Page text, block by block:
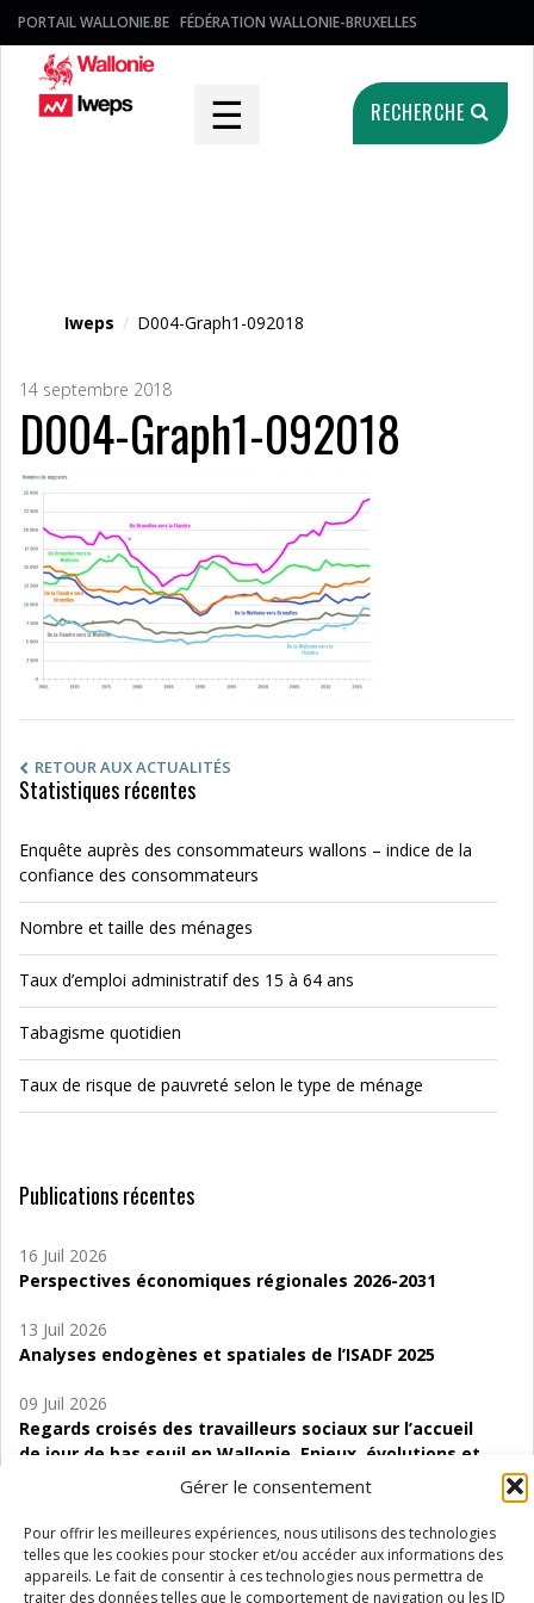
Gérer le consentement
Pour offrir les meilleures expériences, nous utilisons des technologies
telles que les cookies pour stocker et/ou accéder aux informations des
appareils. Le fait de consentir à ces technologies nous permettra de
traiter des données telles que le comportement de navigation ou les ID
PORTAIL WALLONIE.BE FÉDÉRATION WALLONIE-BRUXELLES
☰ RECHERCHE
Iweps / D004-Graph1-092018
14 septembre 2018
D004-Graph1-092018
RETOUR AUX ACTUALITÉS
Statistiques récentes
Enquête auprès des consommateurs wallons – indice de la
confiance des consommateurs
Nombre et taille des ménages
Taux d’emploi administratif des 15 à 64 ans
Tabagisme quotidien
Taux de risque de pauvreté selon le type de ménage
Publications récentes
16 Juil 2026
Perspectives économiques régionales 2026-2031
13 Juil 2026
Analyses endogènes et spatiales de l’ISADF 2025
09 Juil 2026
Regards croisés des travailleurs sociaux sur l’accueil
de jour de bas seuil en Wallonie. Enjeux, évolutions et
06 Juil 2026
Étude d’évaluabilité des Structures
d’accompagnement à l’autocréation d’emploi (SAACE)